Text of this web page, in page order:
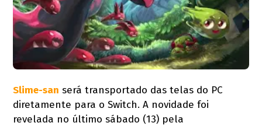
Slime-san será transportado das telas do PC
diretamente para o Switch. A novidade foi
revelada no último sábado (13) pela